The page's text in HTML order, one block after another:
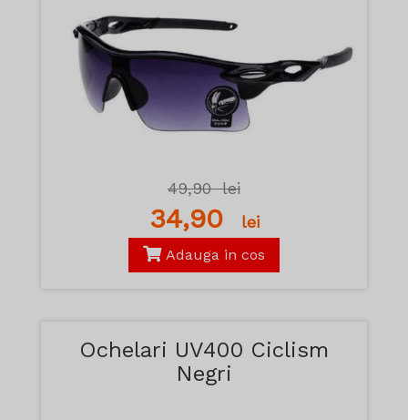
49,90lei
34,90 lei
Adauga in cos
Ochelari UV400 Ciclism
Negri